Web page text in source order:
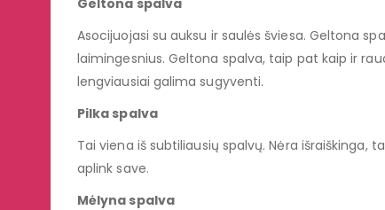
Asocijuojasi su auksu ir saulės šviesa. Geltona
laimingesnius. Geltona spalva, taip pat kaip ir
lengviausiai galima sugyventi.
Pilka spalva
Tai viena iš subtiliausių spalvų. Nėra
aplink save.
Mėlyna spalva